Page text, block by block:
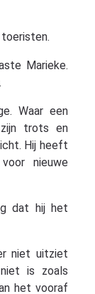
Marieke.
Waar een
trots en
Hij heeft
nieuwe
dat hij het
niet uitziet
is zoals
het vooraf